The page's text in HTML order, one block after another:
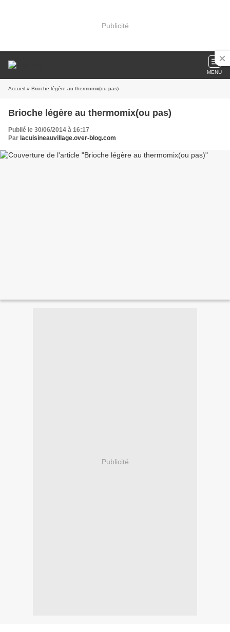
Publicité
MENU
Accueil » Brioche légère au thermomix(ou pas)
Brioche légère au thermomix(ou pas)
Publié le 30/06/2014 à 16:17
Par lacuisineauvillage.over-blog.com
Publicité